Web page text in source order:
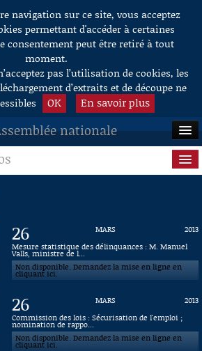
navigation sur ce site, vous acceptez
permettant d'accéder à certaines
consentement peut être retiré à tout
moment.
pas l’utilisation de cookies, les
d’extraits et de découpe ne
OK En savoir plus
nationale
au Gouvernement
Commissions
Présidence
Évènements
Histoire
26 MARS
2013
Mesure statistique des délinquances : M. Manuel
Valls, ministre de l...
Non disponible. Demandez la mise en ligne en
cliquant ici.
26 MARS
2013
Commission des lois : Sécurisation de l'emploi ;
nomination de rappo...
Non disponible. Demandez la mise en ligne en
cliquant ici.